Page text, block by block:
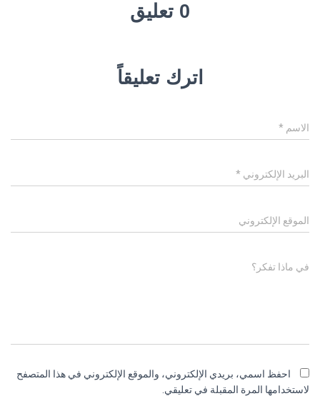
0 تعليق
اترك تعليقاً
الاسم *
البريد الإلكتروني *
الموقع الإلكتروني
في ماذا تفكر؟
احفظ اسمي، بريدي الإلكتروني، والموقع الإلكتروني في هذا المتصفح
لاستخدامها المرة المقبلة في تعليقي.